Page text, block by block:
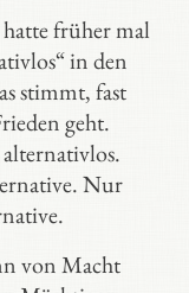
früher mal
in den
stimmt, fast
geht.
Nur
von Macht